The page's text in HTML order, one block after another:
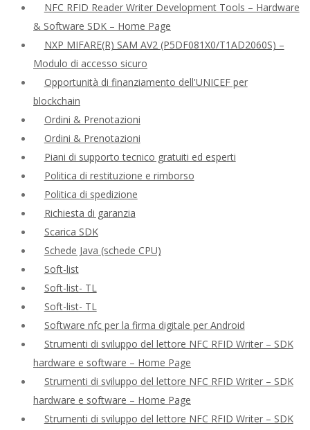
NFC RFID Reader Writer Development Tools – Hardware
& Software SDK – Home Page
NXP MIFARE(R) SAM AV2 (P5DF081X0/T1AD2060S) –
Modulo di accesso sicuro
Opportunità di finanziamento dell'UNICEF per
blockchain
Ordini & Prenotazioni
Ordini & Prenotazioni
Piani di supporto tecnico gratuiti ed esperti
Politica di restituzione e rimborso
Politica di spedizione
Richiesta di garanzia
Scarica SDK
Schede Java (schede CPU)
Soft-list
Soft-list- TL
Soft-list- TL
Software nfc per la firma digitale per Android
Strumenti di sviluppo del lettore NFC RFID Writer – SDK
hardware e software – Home Page
Strumenti di sviluppo del lettore NFC RFID Writer – SDK
hardware e software – Home Page
Strumenti di sviluppo del lettore NFC RFID Writer – SDK